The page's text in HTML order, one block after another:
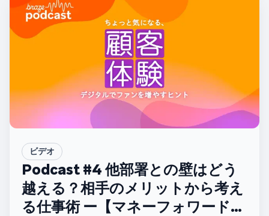
ビデオ
Podcast #4 他部署との壁はどう
越える？相手のメリットから考え
る仕事術 ー【マネーフォワードホ